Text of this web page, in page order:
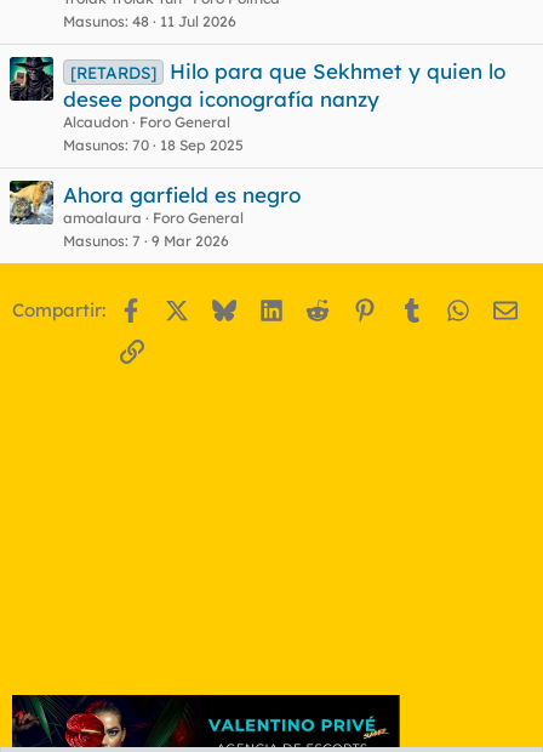
Masunos 48 11 Jul 2026
[RETARDS]
Hilo para que Sekhmet y quien lo
desee ponga iconografía nanzy
Alcaudon
Foro General
Masunos 70 18 Sep 2025
Ahora garfield es negro
amoalaura
Foro General
Masunos 7 9 Mar 2026
Compartir: Facebook BlueskyLinkedIn
Reddit Pinterest
Tumblr
Enlace